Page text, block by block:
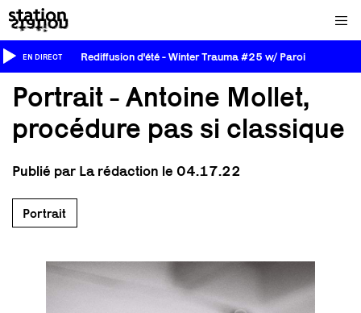
EN DIRECT Rediffusion d'été - Winter Trauma #25 w/ Paroi
Portrait - Antoine Mollet,
procédure pas si classique
Publié par La rédaction le 04.17.22
Portrait